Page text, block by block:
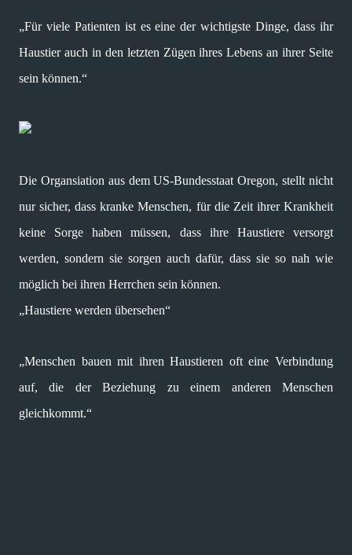
„Für viele Patienten ist es eine der wichtigste Dinge, dass ihr
Haustier auch in den letzten Zügen ihres Lebens an ihrer Seite
sein können.“
Die Organsiation aus dem US-Bundesstaat Oregon, stellt nicht
nur sicher, dass kranke Menschen, für die Zeit ihrer Krankheit
keine Sorge haben müssen, dass ihre Haustiere versorgt
werden, sondern sie sorgen auch dafür, dass sie so nah wie
möglich bei ihren Herrchen sein können.
„Haustiere werden übersehen“
„Menschen bauen mit ihren Haustieren oft eine Verbindung
auf, die der Beziehung zu einem anderen Menschen
gleichkommt.“